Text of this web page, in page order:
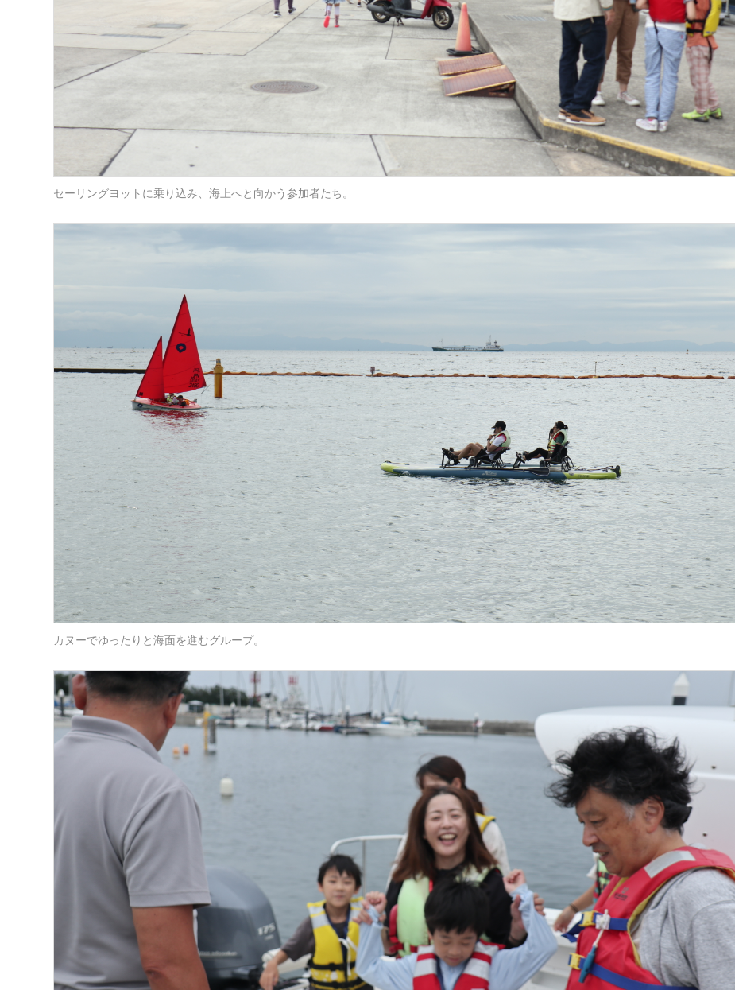
セーリングヨットに乗り込み、海上へと向かう参加者たち。
カヌーでゆったりと海面を進むグループ。